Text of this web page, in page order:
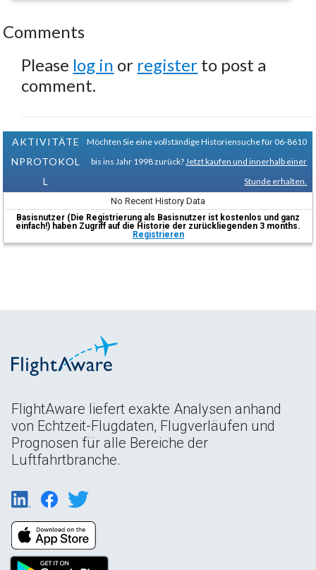
Comments
Please log in or register to post a
comment.
AKTIVITÄTE
NPROTOKOL
L
Möchten Sie eine vollständige Historiensuche für 06-8610
bis ins Jahr 1998 zurück? Jetzt kaufen und innerhalb einer
Stunde erhalten.
No Recent History Data
Basisnutzer (Die Registrierung als Basisnutzer ist kostenlos und ganz
einfach!) haben Zugriff auf die Historie der zurückliegenden 3 months.
Registrieren
FlightAware liefert exakte Analysen anhand
von Echtzeit-Flugdaten, Flugverläufen und
Prognosen für alle Bereiche der
Luftfahrtbranche.